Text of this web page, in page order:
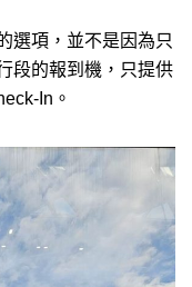
選項，並不是因為只
段的報到機，只提供
In。